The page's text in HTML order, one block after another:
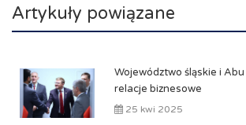
Artykuły powiązane
Województwo śląskie i
relacje biznesowe
25 kwi 2025